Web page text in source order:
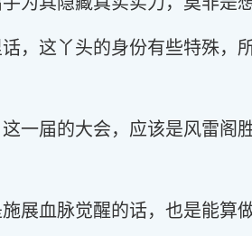
，这丫头的身份有些特殊，
一届的大会，应该是风雷阁
展血脉觉醒的话，也是能算